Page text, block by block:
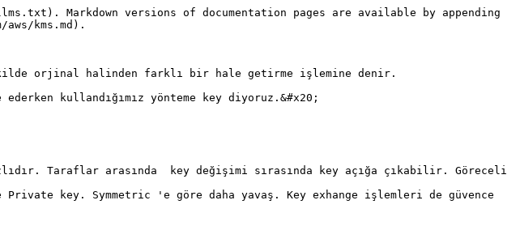
Markdown versions of documentation pages are available by appending
kms.md).
orjinal halinden farklı bir hale getirme işlemine denir.
kullandığımız yönteme key diyoruz.&#x20;
Taraflar arasında  key değişimi sırasında key açığa çıkabilir. Göreceli
key. Symmetric 'e göre daha yavaş. Key exhange işlemleri de güvence